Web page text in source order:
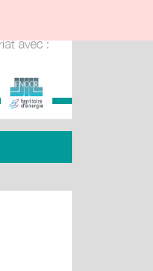
avec :